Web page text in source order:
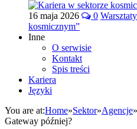
16 maja 2026 0
kosmicznym”
Inne
O serwisie
Kontakt
Spis treści
Kariera
Języki
You are at:Home»Sektor»Agencje»
Gateway później?